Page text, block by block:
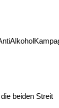
beiden Streit